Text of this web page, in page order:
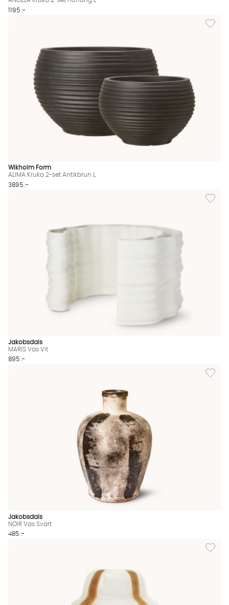
1195 :-
Lägg
Wikholm Form
ALIMA Kruka 2-set Antikbrun L
3895 :-
Lägg
Jakobsdals
MARIS Vas Vit
895 :-
Lägg
Jakobsdals
NOIR Vas Svart
485 :-
Lägg till